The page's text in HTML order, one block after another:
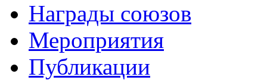
Награды союзов
Мероприятия
Публикации